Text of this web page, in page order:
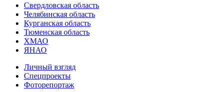
Свердловская область
Челябинская область
Курганская область
Тюменская область
ХМАО
ЯНАО
Личный взгляд
Спецпроекты
Фоторепортаж